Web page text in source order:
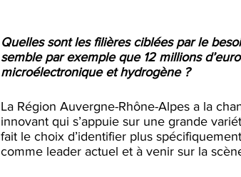
Quelles sont les filières ciblées par le
semble par exemple que 12 millions
microélectronique et hydrogène ?
La Région Auvergne-Rhône-Alpes a la
innovant qui s’appuie sur une grande
fait le choix d’identifier plus
comme leader actuel et à venir sur la